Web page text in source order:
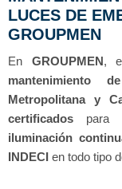
LUCES DE
GROUPMEN
En GROUPMEN,
mantenimiento
Metropolitana y
certificados para
iluminación
INDECI en todo tipo